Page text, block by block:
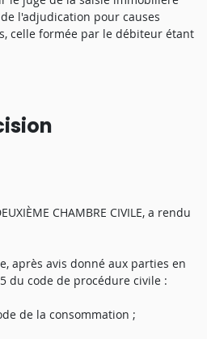
l'adjudication pour causes
celle formée par le débiteur étant
CHAMBRE CIVILE, a rendu
après avis donné aux parties en
du code de procédure civile :
de la consommation ;